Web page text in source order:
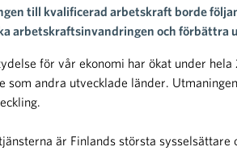
till kvalificerad arbetskraft borde
arbetskraftsinvandringen och
för vår ekonomi har ökat under
som andra utvecklade länder.
är Finlands största